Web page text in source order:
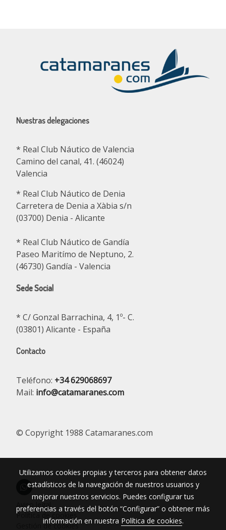
Nuestras delegaciones
* Real Club Náutico de Valencia
Camino del canal, 41. (46024)
Valencia
* Real Club Náutico de Denia
Carretera de Denia a Xàbia s/n
(03700) Denia - Alicante
* Real Club Náutico de Gandía
Paseo Maritímo de Neptuno, 2.
(46730) Gandía - Valencia
Sede Social
* C/ Gonzal Barrachina, 4, 1º- C.
(03801) Alicante - España
Contacto
Teléfono: +34 629068697
Mail: info@catamaranes.com
© Copyright 1988 Catamaranes.com
Aviso legal
Política de cookies
Gestión de cookies
Utilizamos cookies propias y terceros para obtener datos
estadísticos de la navegación de nuestros usuarios y
mejorar nuestros servicios. Puedes configurar tus
preferencias a través del botón “Configurar” o obtener más
información en nuestra Política de cookies.